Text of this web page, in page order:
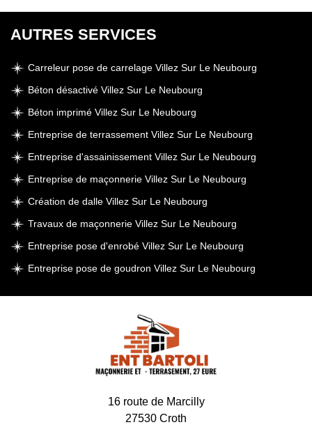
AUTRES SERVICES
Carreleur pose de carrelage Villez Sur Le Neubourg
Béton désactivé Villez Sur Le Neubourg
Béton imprimé Villez Sur Le Neubourg
Entreprise de terrassement Villez Sur Le Neubourg
Entreprise d'assainissement Villez Sur Le Neubourg
Entreprise de maçonnerie Villez Sur Le Neubourg
Création de dalle Villez Sur Le Neubourg
Travaux de maçonnerie Villez Sur Le Neubourg
Entreprise pose d'enrobé Villez Sur Le Neubourg
Entreprise pose de goudron Villez Sur Le Neubourg
16 route de Marcilly
27530 Croth